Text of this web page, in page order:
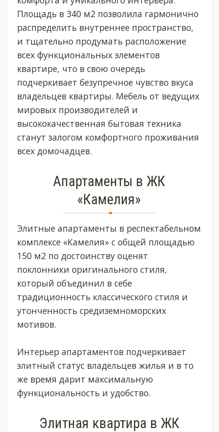
Площадь в 340 м2 позволила гармонично
распределить внутреннее пространство,
и тщательно продумать расположение
всех функциональных элементов
квартире, что в свою очередь
подчеркивает безупречное чувство вкуса
владельцев квартиры. Мебель от ведущих
мировых производителей и
высококачественная бытовая техника
станут залогом комфортного проживания
всех домочадцев.
Апартаменты в ЖК
«Камелия»
Элитные апартаменты в респектабельном
комплексе «Камелия» с общей площадью
150 м2 по достоинству оценят
поклонники оригинального стиля,
который объединил в себе
традиционность классического стиля и
утонченность средиземноморских
мотивов.
Интерьер апартаментов подчеркивает
элитный статус владельцев жилья и в то
же время дарит максимальную
функциональность и удобство.
Элитная квартира в ЖК